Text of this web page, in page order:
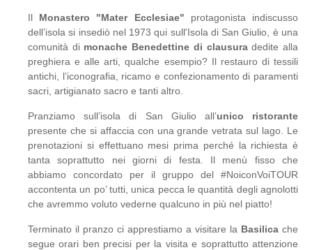
Il Monastero "Mater Ecclesiae" protagonista indiscusso
dell’isola si insediò nel 1973 qui sull'Isola di San Giulio, è una
comunità di monache Benedettine di clausuradedite alla
preghiera e alle arti, qualche esempio? Il restauro di tessili
antichi, l’iconografia, ricamo e confezionamento di paramenti
sacri, artigianato sacro e tanti altro.
Pranziamo sull’isola di San Giulio all’unico ristorante
presente che si affaccia con una grande vetrata sul lago. Le
prenotazioni si effettuano mesi prima perché la richiesta è
tanta soprattutto nei giorni di festa. Il menù fisso che
abbiamo concordato per il gruppo del #NoiconVoiTOUR
accontenta un po’ tutti, unica pecca le quantità degli agnolotti
che avremmo voluto vederne qualcuno in più nel piatto!
Terminato il pranzo ci apprestiamo a visitare la Basilica che
segue orari ben precisi per la visita e soprattutto attenzione